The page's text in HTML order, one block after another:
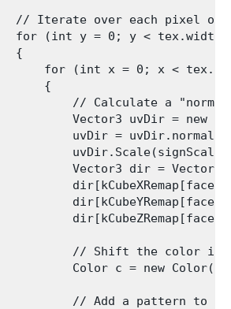
// Iterate over each pixel of
for (int y = 0; y <
{
for (int x = 0; x <
{
// Calculate a
Vector3 uvDir = new
uvDir =
Vector3 dir =
// Shift the color
Color c = new
// Add a pattern to